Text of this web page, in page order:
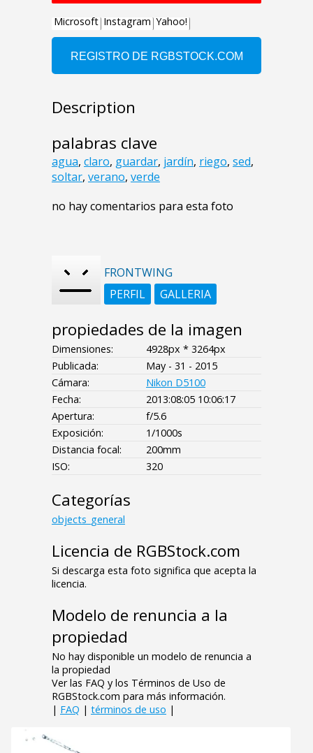
Description
palabras clave
agua, claro, guardar, jardín, riego, sed,
soltar, verano, verde
no hay comentarios para esta foto
FRONTWING
PERFIL
GALLERIA
propiedades de la imagen
Dimensiones:
4928px * 3264px
Publicada:
May - 31 - 2015
Cámara:
Nikon D5100
Fecha:
2013:08:05 10:06:17
Apertura:
f/5.6
Exposición:
1/1000s
Distancia focal:
200mm
ISO:
320
Categorías
objects_general
Licencia de RGBStock.com
Si descarga esta foto significa que acepta la
licencia.
Modelo de renuncia a la
propiedad
No hay disponible un modelo de renuncia a
la propiedad
Ver las FAQ y los Términos de Uso de
RGBStock.com para más información.
| FAQ | términos de uso |